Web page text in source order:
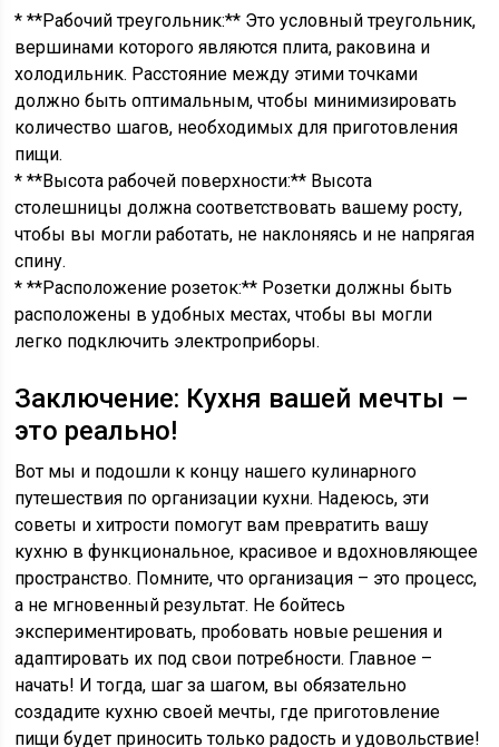
* **Рабочий треугольник:** Это условный треугольник,
вершинами которого являются плита, раковина и
холодильник. Расстояние между этими точками
должно быть оптимальным, чтобы минимизировать
количество шагов, необходимых для приготовления
пищи.
* **Высота рабочей поверхности:** Высота
столешницы должна соответствовать вашему росту,
чтобы вы могли работать, не наклоняясь и не напрягая
спину.
* **Расположение розеток:** Розетки должны быть
расположены в удобных местах, чтобы вы могли
легко подключить электроприборы.
Заключение: Кухня вашей мечты –
это реально!
Вот мы и подошли к концу нашего кулинарного
путешествия по организации кухни. Надеюсь, эти
советы и хитрости помогут вам превратить вашу
кухню в функциональное, красивое и вдохновляющее
пространство. Помните, что организация – это процесс,
а не мгновенный результат. Не бойтесь
экспериментировать, пробовать новые решения и
адаптировать их под свои потребности. Главное –
начать! И тогда, шаг за шагом, вы обязательно
создадите кухню своей мечты, где приготовление
пищи будет приносить только радость и удовольствие!